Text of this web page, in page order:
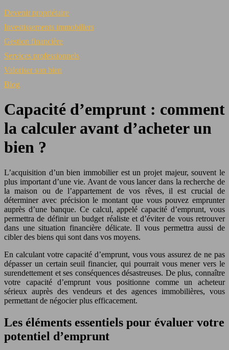
Devenir propriétaire
Investissements immobiliers
Gestion financière
Services professionnels
Valoriser son bien
Blog
Capacité d’emprunt : comment
la calculer avant d’acheter un
bien ?
L’acquisition d’un bien immobilier est un projet majeur, souvent le
plus important d’une vie. Avant de vous lancer dans la recherche de
la maison ou de l’appartement de vos rêves, il est crucial de
déterminer avec précision le montant que vous pouvez emprunter
auprès d’une banque. Ce calcul, appelé capacité d’emprunt, vous
permettra de définir un budget réaliste et d’éviter de vous retrouver
dans une situation financière délicate. Il vous permettra aussi de
cibler des biens qui sont dans vos moyens.
En calculant votre capacité d’emprunt, vous vous assurez de ne pas
dépasser un certain seuil financier, qui pourrait vous mener vers le
surendettement et ses conséquences désastreuses. De plus, connaître
votre capacité d’emprunt vous positionne comme un acheteur
sérieux auprès des vendeurs et des agences immobilières, vous
permettant de négocier plus efficacement.
Les éléments essentiels pour évaluer votre
potentiel d’emprunt